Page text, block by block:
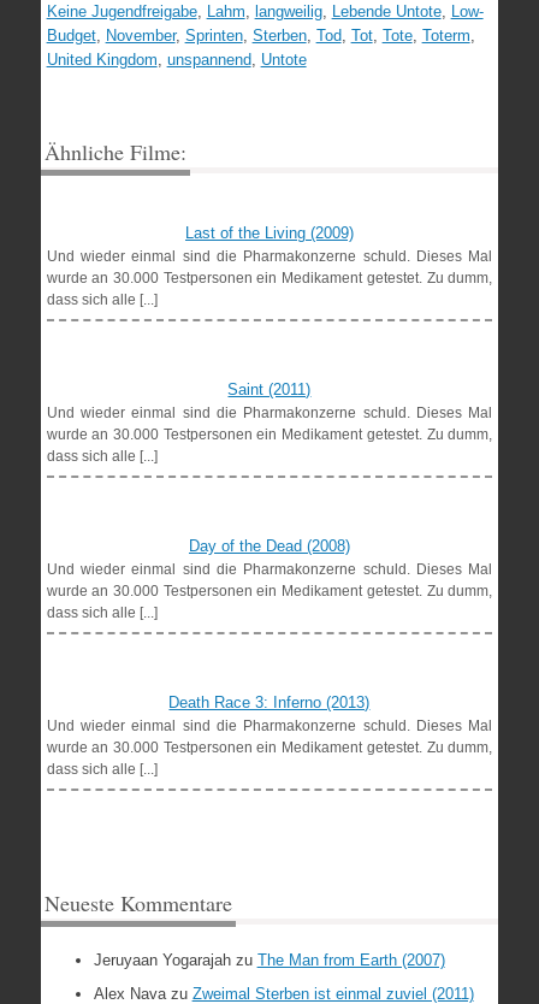
Keine Jugendfreigabe, Lahm langweilig, Lebende Untote, Low-
Budget, November, Sprinten, Sterben, Tod, Tot, Tote, Toterm
United Kingdom unspannend, Untote
Ähnliche Filme:
Last of the Living (2009)
Und wieder einmal sind die Pharmakonzerne schuld. Dieses Mal
wurde an 30.000 Testpersonen ein Medikament getestet. Zu dumm,
dass sich alle [...]
Saint (2011)
Und wieder einmal sind die Pharmakonzerne schuld. Dieses Mal
wurde an 30.000 Testpersonen ein Medikament getestet. Zu dumm,
dass sich alle [...]
Day of the Dead (2008)
Und wieder einmal sind die Pharmakonzerne schuld. Dieses Mal
wurde an 30.000 Testpersonen ein Medikament getestet. Zu dumm,
dass sich alle [...]
Death Race 3: Inferno (2013)
Und wieder einmal sind die Pharmakonzerne schuld. Dieses Mal
wurde an 30.000 Testpersonen ein Medikament getestet. Zu dumm,
dass sich alle [...]
Neueste Kommentare
Jeruyaan Yogarajahzu The Man from Earth (2007)
Alex Navazu Zweimal Sterben ist einmal zuviel (2011)